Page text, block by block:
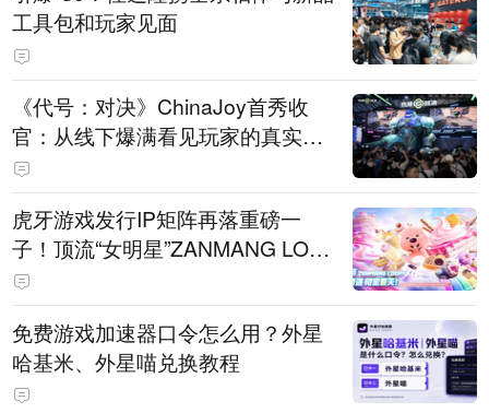
工具包和玩家见面
《代号：对决》ChinaJoy首秀收
官：从线下爆满看见玩家的真实期
待
虎牙游戏发行IP矩阵再落重磅一
子！顶流“女明星”ZANMANG LOO
PY 正版3D消除手游《消消奇遇》
惊喜曝光
免费游戏加速器口令怎么用？外星
哈基米、外星喵兑换教程